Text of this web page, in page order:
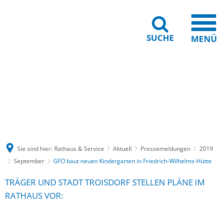
SUCHE MENÜ
Sie sind hier: Rathaus & Service Aktuell Pressemeldungen
2019
September
GFO baut neuen Kindergarten in Friedrich-Wilhelms-Hütte
TRÄGER UND STADT TROISDORF STELLEN PLÄNE IM
RATHAUS VOR: